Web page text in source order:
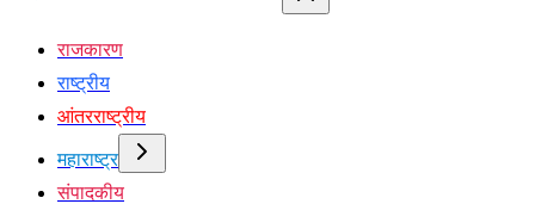
राजकारण
राष्ट्रीय
आंतरराष्ट्रीय
महाराष्ट्र
संपादकीय